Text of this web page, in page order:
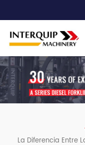
La Diferencia Entre